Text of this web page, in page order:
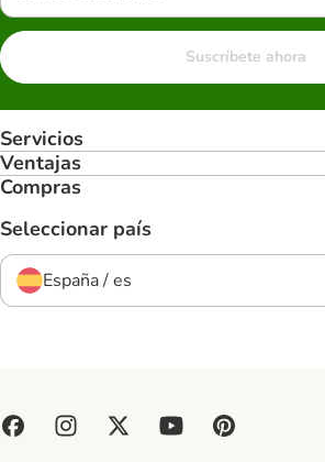
Suscríbete ahora
Servicios
Ventajas
Compras
Seleccionar país
España / es